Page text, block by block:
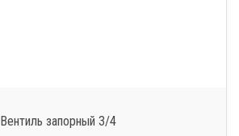
Вентиль запорный 3/4